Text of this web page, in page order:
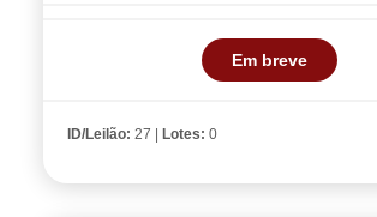
Em breve
ID/Leilão: 27 | Lotes: 0